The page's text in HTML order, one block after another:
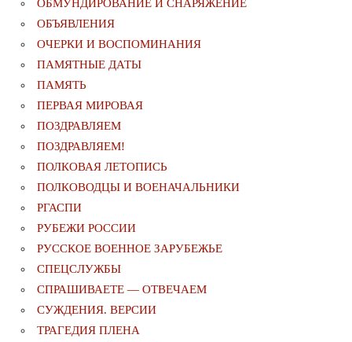
ОБМУНДИРОВАНИЕ И СНАРЯЖЕНИЕ
ОБЪЯВЛЕНИЯ
ОЧЕРКИ И ВОСПОМИНАНИЯ
ПАМЯТНЫЕ ДАТЫ
ПАМЯТЬ
ПЕРВАЯ МИРОВАЯ
ПОЗДРАВЛЯЕМ
ПОЗДРАВЛЯЕМ!
ПОЛКОВАЯ ЛЕТОПИСЬ
ПОЛКОВОДЦЫ И ВОЕНАЧАЛЬНИКИ
РГАСПИ
РУБЕЖИ РОССИИ
РУССКОЕ ВОЕННОЕ ЗАРУБЕЖЬЕ
СПЕЦСЛУЖБЫ
СПРАШИВАЕТЕ — ОТВЕЧАЕМ
СУЖДЕНИЯ. ВЕРСИИ
ТРАГЕДИЯ ПЛЕНА